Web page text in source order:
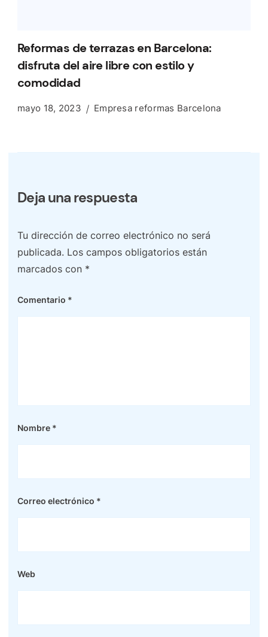
Reformas de terrazas en Barcelona:
disfruta del aire libre con estilo y
comodidad
mayo 18, 2023 Empresa reformas Barcelona
Deja una respuesta
Tu dirección de correo electrónico no será
publicada. Los campos obligatorios están
marcados con *
Comentario *
Nombre *
Correo electrónico *
Web